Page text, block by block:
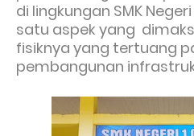
di lingkungan SMK
satu aspek yang
fisiknya yang tertuang
pembangunan